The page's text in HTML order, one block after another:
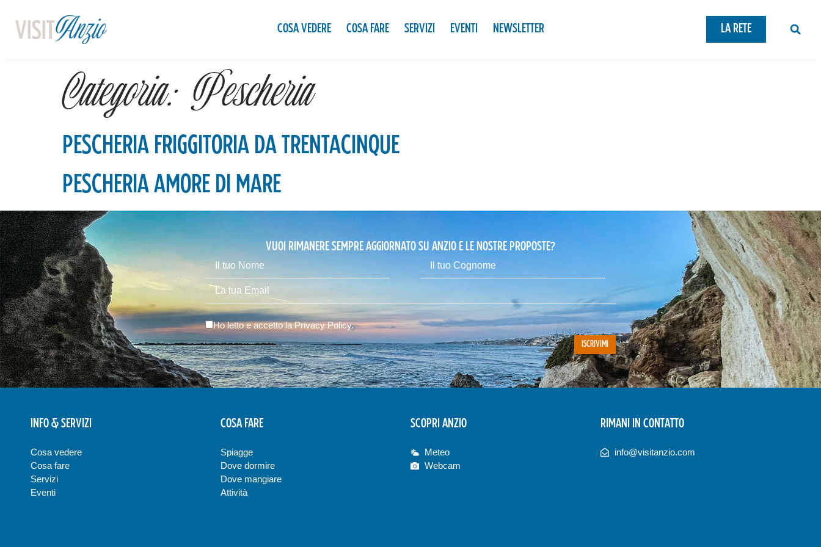
COSA VEDERE COSA FARE SERVIZI EVENTI NEWSLETTER LA RETE
Categoria: Pescheria
PESCHERIA FRIGGITORIA DA TRENTACINQUE
PESCHERIA AMORE DI MARE
VUOI RIMANERE SEMPRE AGGIORNATO SU ANZIO E LE NOSTRE PROPOSTE?
Ho letto e accetto laPrivacy Policy.
INFO & SERVIZI
Cosa vedere
Cosa fare
Servizi
Eventi
COSA FARE
Spiagge
Dove dormire
Dove mangiare
Attività
SCOPRI ANZIO
Meteo
Webcam
RIMANI IN CONTATTO
info@visitanzio.com